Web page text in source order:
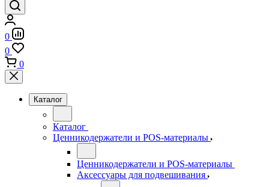
0
0
0
Каталог
Каталог
Ценникодержатели и POS-материалы
Ценникодержатели и POS-материалы
Аксессуары для подвешивания